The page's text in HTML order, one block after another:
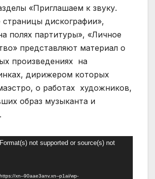
«Приглашаем к звуку.
дискографии»,
полях партитуры», «Личное
представляют материал о
произведениях на
дирижером которых
о работах художников,
образ музыканта и
not supported or source(s) not
xn--90aae3anv.xn--p1ai/wp-